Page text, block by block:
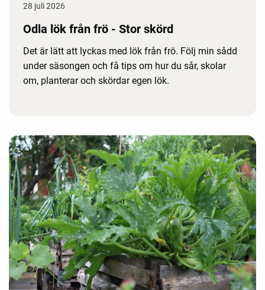
28 juli 2026
Odla lök från frö - Stor skörd
Det är lätt att lyckas med lök från frö. Följ min sådd
under säsongen och få tips om hur du sår, skolar
om, planterar och skördar egen lök.